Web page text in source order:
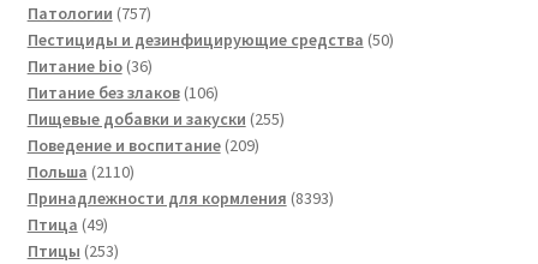
Патологии 757757
товаров
Пестициды и дезинфицирующие средства 5050
Питание bio 3636
товаров
Питание без злаков 106106
товаров
Пищевые добавки и закуски 255255
Поведение и воспитание 209209
Польша 21102110
товаров
Принадлежности для кормления 83938393
Птица 4949
товаров
Птицы 253253